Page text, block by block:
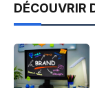
DÉCOUVRIR